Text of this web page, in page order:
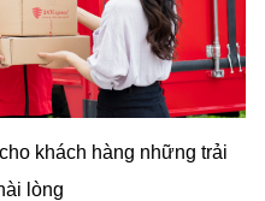
khách hàng những trải
lòng